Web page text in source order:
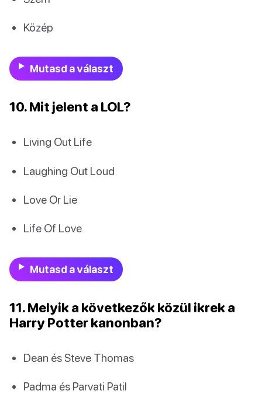
Közép
Mutasd a választ
10. Mit jelent a LOL?
Living Out Life
Laughing Out Loud
Love Or Lie
Life Of Love
Mutasd a választ
11. Melyik a következők közül ikrek a
Harry Potter kanonban?
Dean és Steve Thomas
Padma és Parvati Patil